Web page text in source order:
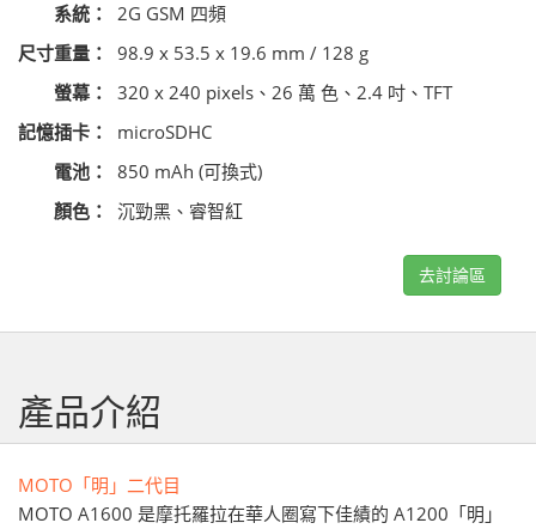
系統：
2G GSM 四頻
尺寸重量：
98.9 x 53.5 x 19.6 mm / 128 g
螢幕：
320 x 240 pixels、26 萬 色、2.4 吋、TFT
記憶插卡：
microSDHC
電池：
850 mAh (可換式)
顏色：
沉勁黑、睿智紅
去討論區
產品介紹
MOTO「明」二代目
MOTO A1600 是摩托羅拉在華人圈寫下佳績的 A1200「明」